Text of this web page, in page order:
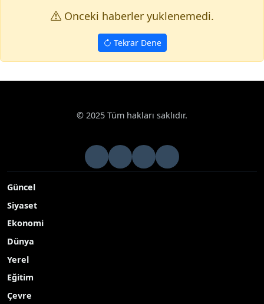
Onceki haberler yuklenemedi.
Tekrar Dene
© 2025 Tüm hakları saklıdır.
Güncel
Siyaset
Ekonomi
Dünya
Yerel
Eğitim
Çevre